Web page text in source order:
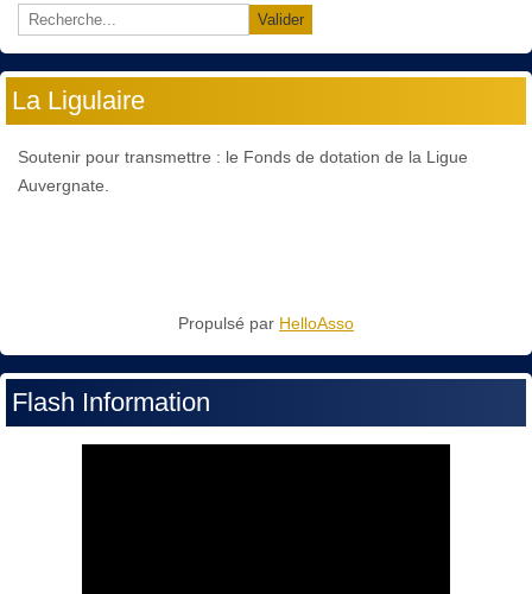
Valider
La Ligulaire
Soutenir pour transmettre : le Fonds de dotation de la Ligue
Auvergnate.
Propulsé par HelloAsso
Flash Information